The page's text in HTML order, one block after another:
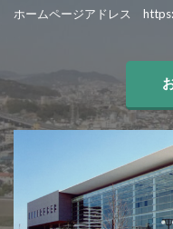
ホームページアドレス